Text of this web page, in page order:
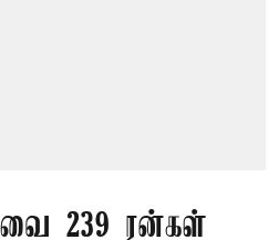
239 ரன்கள்